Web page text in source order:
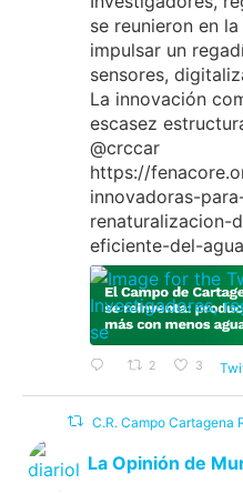
se reunieron en
impulsar un
sensores,
La innovación
escasez
@crccar
https://
innovadoras-
renaturalizacion-
eficiente-del-
2 3
C.R. Campo Cartagena
La Opinión de